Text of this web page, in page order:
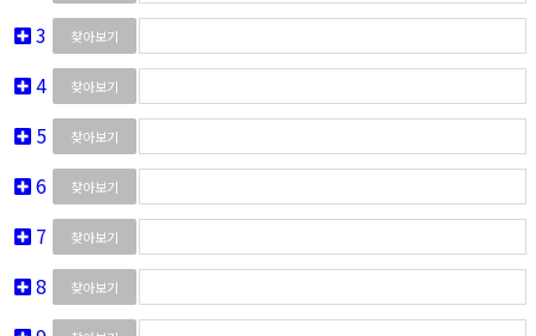
3 찾아보기
4 찾아보기
5 찾아보기
6 찾아보기
7 찾아보기
8 찾아보기